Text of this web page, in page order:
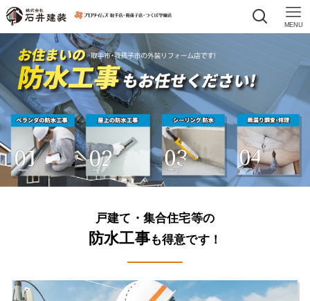
MENU
戸建て・集合住宅等の
防水工事も得意です！